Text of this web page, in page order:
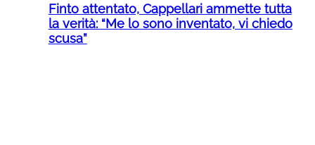
Finto attentato, Cappellari ammette tutta
la verità: “Me lo sono inventato, vi chiedo
scusa”